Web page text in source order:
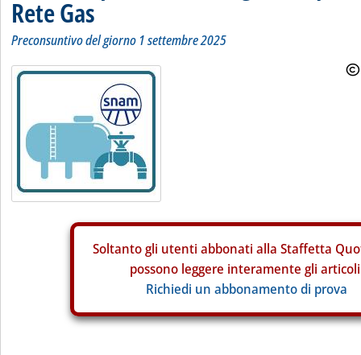
Rete Gas
Preconsuntivo del giorno 1 settembre 2025
Soltanto gli utenti abbonati alla Staffetta
possono leggere interamente gli
Richiedi un abbonamento di prova